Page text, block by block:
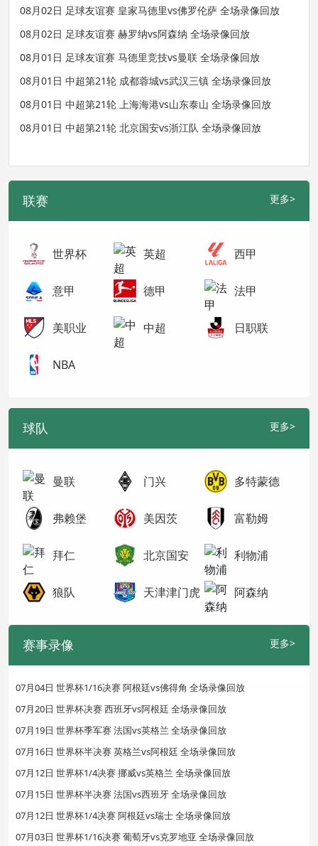
08月02日 足球友谊赛 皇家马德里vs佛罗伦萨 全场录像回放
08月02日 足球友谊赛 赫罗纳vs阿森纳 全场录像回放
08月01日 足球友谊赛 马德里竞技vs曼联 全场录像回放
08月01日 中超第21轮 成都蓉城vs武汉三镇 全场录像回放
08月01日 中超第21轮 上海海港vs山东泰山 全场录像回放
08月01日 中超第21轮 北京国安vs浙江队 全场录像回放
联赛 更多>
世界杯 英超 西甲
意甲 德甲 法甲
美职业 中超 日职联
NBA
球队 更多>
曼联 门兴 多特蒙德
弗赖堡 美因茨 富勒姆
拜仁 北京国安 利物浦
狼队 天津津门虎 阿森纳
赛事录像 更多>
07月04日 世界杯1/16决赛 阿根廷vs佛得角 全场录像回放
07月20日 世界杯决赛 西班牙vs阿根廷 全场录像回放
07月19日 世界杯季军赛 法国vs英格兰 全场录像回放
07月16日 世界杯半决赛 英格兰vs阿根廷 全场录像回放
07月12日 世界杯1/4决赛 挪威vs英格兰 全场录像回放
07月15日 世界杯半决赛 法国vs西班牙 全场录像回放
07月12日 世界杯1/4决赛 阿根廷vs瑞士 全场录像回放
07月03日 世界杯1/16决赛 葡萄牙vs克罗地亚 全场录像回放